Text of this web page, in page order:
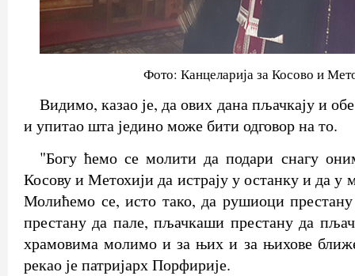
Фото: Канцеларија за Косово и
Видимо, казао је, да ових дана пљачкају и
и упитао шта једино може бити одговор на то.
"Богу ћемо се молити да подари снагу
Косову и Метохији да истрају у останку и да у
Молићемо се, исто тако, да рушиоци
престану да пале, пљачкаши престану да
храмовима молимо и за њих и за њихове
рекао је патријарх Порфирије.